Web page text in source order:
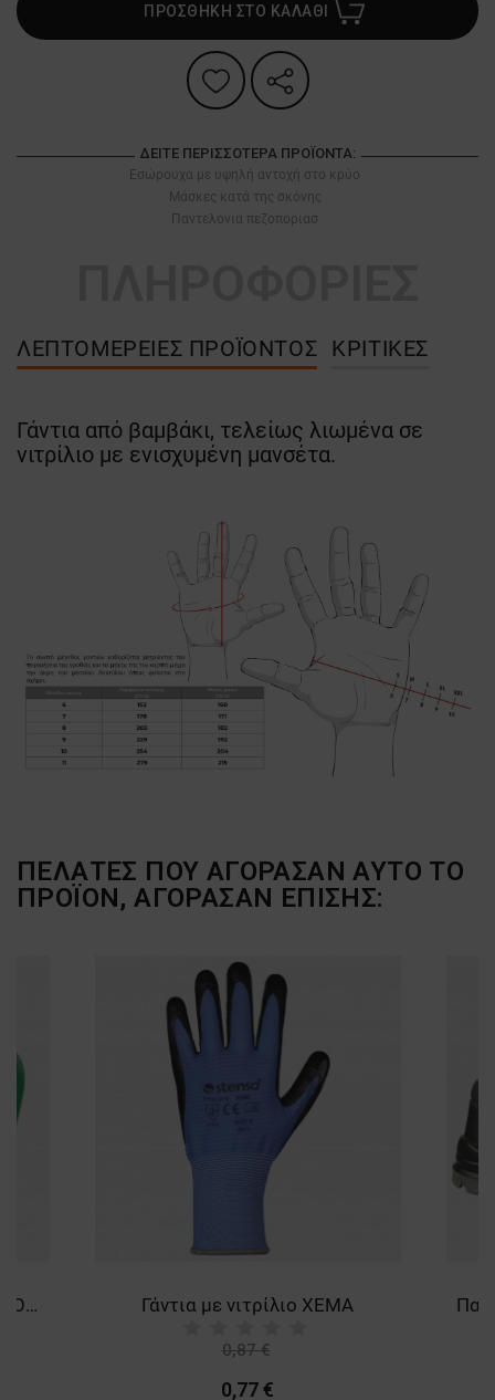
ΠΡΟΣΘΗΚΗ ΣΤΟ ΚΑΛΑΘΙ
ΔΕΊΤΕ ΠΕΡΙΣΣΌΤΕΡΑ ΠΡΟΪΌΝΤΑ:
Εσώρουχα με υψηλή αντοχή στο κρύο
Μάσκες κατά της σκόνης
Παντελονια πεζοποριασ
ΛΕΠΤΟΜΈΡΕΙΕΣ ΠΡΟΪΌΝΤΟΣ ΚΡΙΤΙΚΈΣ
Γάντια από βαμβάκι, τελείως λιωμένα σε
νιτρίλιο με ενισχυμένη μανσέτα.
ΠΕΛΆΤΕΣ ΠΟΥ ΑΓΌΡΑΣΑΝ ΑΥΤΌ ΤΟ
ΠΡΟΪΌΝ, ΑΓΌΡΑΣΑΝ ΕΠΊΣΗΣ:
Γάντια βουτηγμένα σε PVC SHOWA 600 Γάντια με νιτρίλιο XEMA
0,87 €
0,77 €